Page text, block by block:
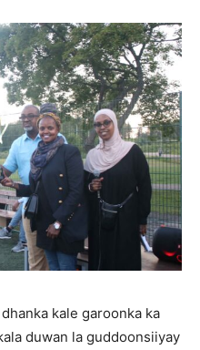
kale garoonka ka
duwan la guddoonsiiyay